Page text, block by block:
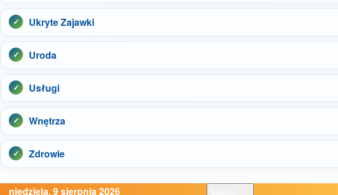
Ukryte Zajawki
Uroda
Usługi
Wnętrza
Zdrowie
niedziela, 9 sierpnia 2026